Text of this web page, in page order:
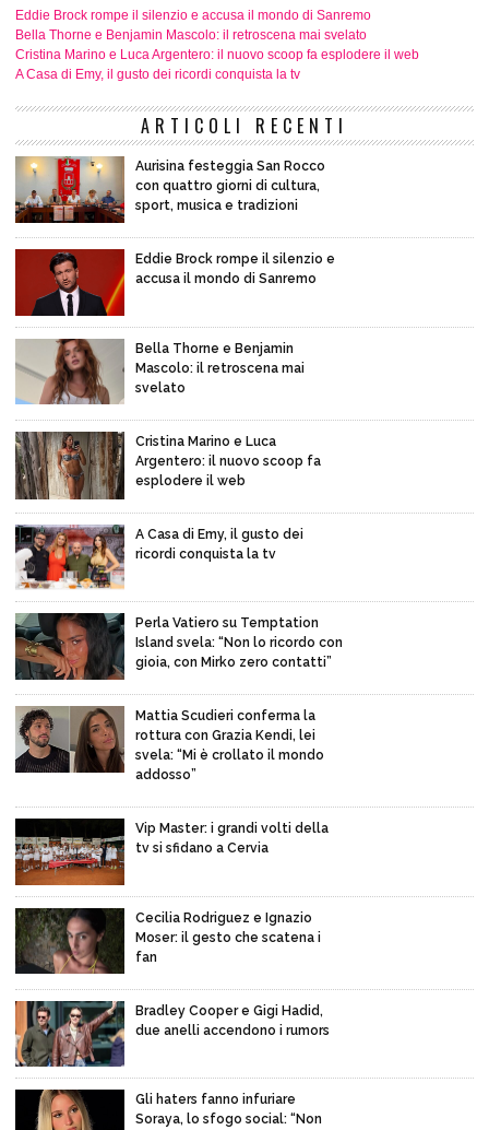
Eddie Brock rompe il silenzio e accusa il mondo di Sanremo
Bella Thorne e Benjamin Mascolo: il retroscena mai svelato
Cristina Marino e Luca Argentero: il nuovo scoop fa esplodere il web
A Casa di Emy, il gusto dei ricordi conquista la tv
ARTICOLI RECENTI
Aurisina festeggia San Rocco
con quattro giorni di cultura,
sport, musica e tradizioni
Eddie Brock rompe il silenzio e
accusa il mondo di Sanremo
Bella Thorne e Benjamin
Mascolo: il retroscena mai
svelato
Cristina Marino e Luca
Argentero: il nuovo scoop fa
esplodere il web
A Casa di Emy, il gusto dei
ricordi conquista la tv
Perla Vatiero su Temptation
Island svela: “Non lo ricordo con
gioia, con Mirko zero contatti”
Mattia Scudieri conferma la
rottura con Grazia Kendi, lei
svela: “Mi è crollato il mondo
addosso”
Vip Master: i grandi volti della
tv si sfidano a Cervia
Cecilia Rodriguez e Ignazio
Moser: il gesto che scatena i
fan
Bradley Cooper e Gigi Hadid,
due anelli accendono i rumors
Gli haters fanno infuriare
Soraya, lo sfogo social: “Non